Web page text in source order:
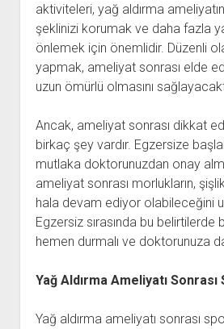
aktiviteleri, yağ aldırma
şeklinizi korumak ve daha fazla
önlemek için önemlidir. Düzenli
yapmak, ameliyat sonrası elde
uzun ömürlü olmasını
Ancak, ameliyat sonrası dikkat
birkaç şey vardır. Egzersize
mutlaka doktorunuzdan onay
ameliyat sonrası morlukların,
hala devam ediyor olabileceğini
Egzersiz sırasında bu belirtilerde
hemen durmalı ve doktorunuza
Yağ Aldırma Ameliyatı Sonrası
Yağ aldırma ameliyatı sonrası